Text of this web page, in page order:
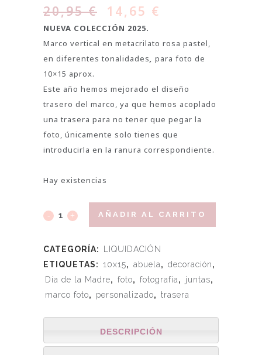
20,95€ 14,65 €
NUEVA COLECCIÓN 2025.
Marco vertical en metacrilato rosa pastel,
en diferentes tonalidades, para foto de
10×15 aprox.
Este año hemos mejorado el diseño
trasero del marco, ya que hemos acoplado
una trasera para no tener que pegar la
foto, únicamente solo tienes que
introducirla en la ranura correspondiente.
Hay existencias
AÑADIR AL CARRITO
CATEGORÍA:
LIQUIDACIÓN
ETIQUETAS: 10x15, abuela, decoración,
Día de la Madre, foto, fotografía, juntas,
marco foto, personalizado, trasera
DESCRIPCIÓN